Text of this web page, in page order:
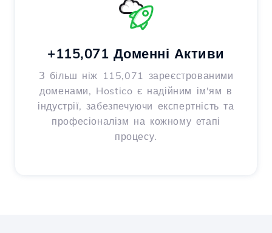
+115,071 Доменні Активи
З більш ніж 115,071 зареєстрованими
доменами, Hostico є надійним ім'ям в
індустрії, забезпечуючи експертність та
професіоналізм на кожному етапі
процесу.